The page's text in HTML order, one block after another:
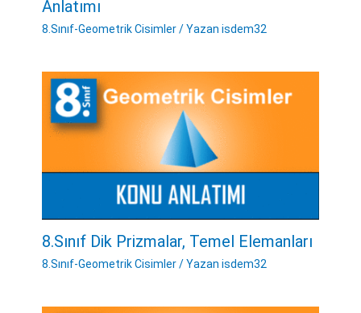
Anlatımı
8.Sınıf-Geometrik Cisimler/ Yazan isdem32
8.Sınıf Dik Prizmalar, Temel Elemanları
8.Sınıf-Geometrik Cisimler/ Yazan isdem32